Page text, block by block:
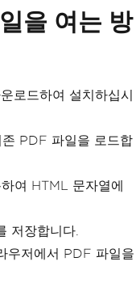
을 여는 방
로드하여 설치하십시
PDF 파일을 로드합
여 HTML 문자열에
저장합니다.
우저에서 PDF 파일을